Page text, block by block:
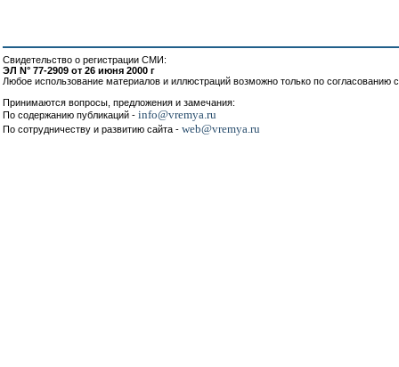
Свидетельство о регистрации СМИ:
ЭЛ N° 77-2909 от 26 июня 2000 г
Любое использование материалов и иллюстраций возможно только по согласованию
Принимаются вопросы, предложения и замечания:
По содержанию публикаций - info@vremya.ru
По сотрудничеству и развитию сайта - web@vremya.ru